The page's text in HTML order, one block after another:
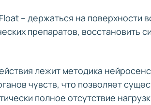
– держаться на поверхности
препаратов, восстановить
лежит методика
чувств, что позволяет
полное отсутствие